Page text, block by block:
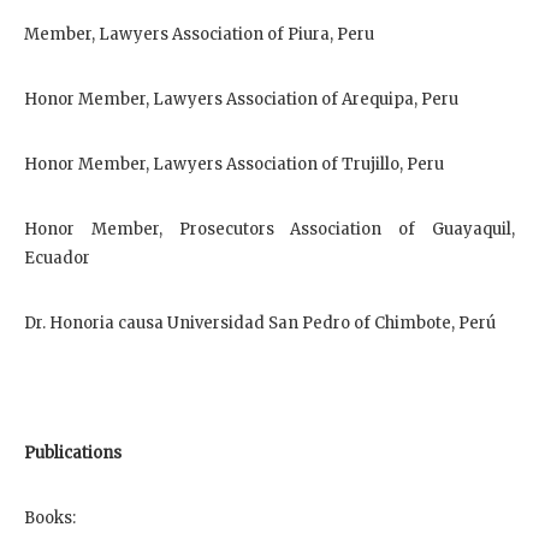
Member, Lawyers Association of Piura, Peru
Honor Member, Lawyers Association of Arequipa, Peru
Honor Member, Lawyers Association of Trujillo, Peru
Honor Member, Prosecutors Association of Guayaquil,
Ecuador
Dr. Honoria causa Universidad San Pedro of Chimbote, Perú
Publications
Books: